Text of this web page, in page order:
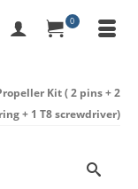
0
Kit ( 2 pins + 2
+ 1 T8 screwdriver)